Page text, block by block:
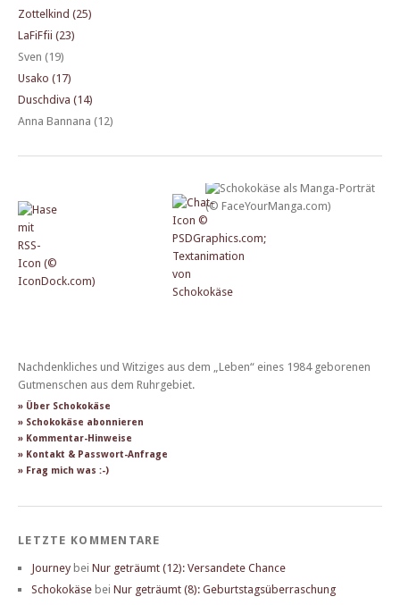
Zottelkind (25)
LaFiFfii (23)
Sven (19)
Usako (17)
Duschdiva (14)
Anna Bannana (12)
Nachdenkliches und Witziges aus dem „Leben“ eines 1984 geborenen
Gutmenschen aus dem Ruhrgebiet.
» Über Schokokäse
» Schokokäse abonnieren
» Kommentar-Hinweise
» Kontakt & Passwort-Anfrage
» Frag mich was :-)
LETZTE KOMMENTARE
Journey bei Nur geträumt (12): Versandete Chance
Schokokäse bei Nur geträumt (8): Geburtstagsüberraschung